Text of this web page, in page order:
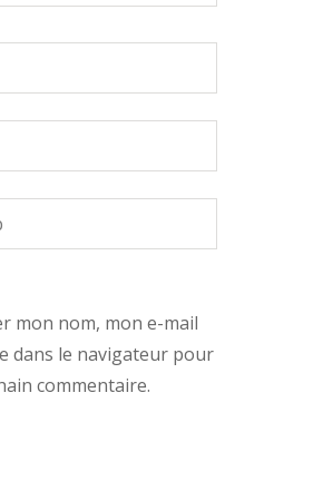
mon nom, mon e-mail
dans le navigateur pour
commentaire.